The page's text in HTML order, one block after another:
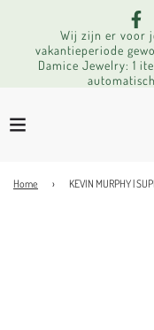
Wij zijn er voor
vakantieperiode
Damice Jewelry: 1
Home › KEVIN MURPHY |